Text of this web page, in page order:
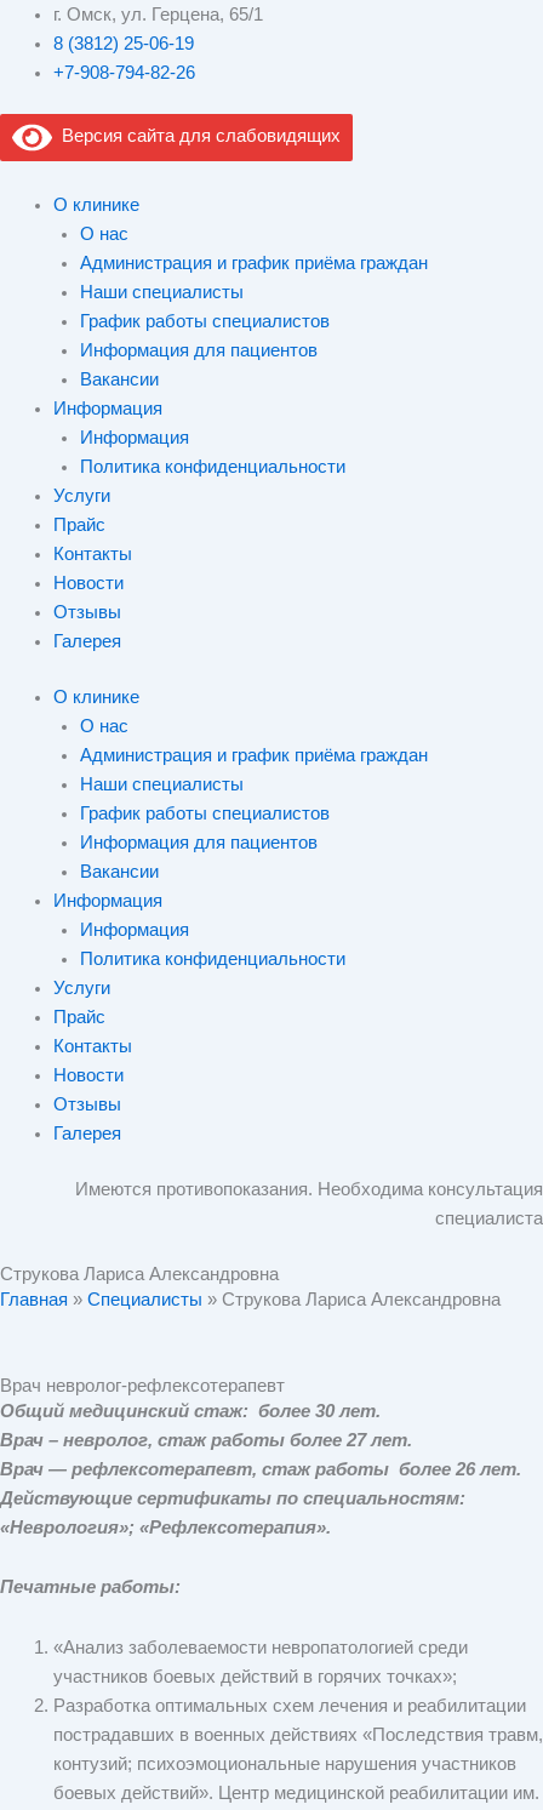
г. Омск, ул. Герцена, 65/1
8 (3812) 25-06-19
+7-908-794-82-26
Версия сайта для слабовидящих
О клинике
О нас
Администрация и график приёма граждан
Наши специалисты
График работы специалистов
Информация для пациентов
Вакансии
Информация
Информация
Политика конфиденциальности
Услуги
Прайс
Контакты
Новости
Отзывы
Галерея
О клинике
О нас
Администрация и график приёма граждан
Наши специалисты
График работы специалистов
Информация для пациентов
Вакансии
Информация
Информация
Политика конфиденциальности
Услуги
Прайс
Контакты
Новости
Отзывы
Галерея
Имеются противопоказания. Необходима консультация
специалиста
Струкова Лариса Александровна
Главная » Специалисты » Струкова Лариса Александровна
Врач невролог-рефлексотерапевт
Общий медицинский стаж: более 30 лет.
Врач – невролог, стаж работы более 27 лет.
Врач — рефлексотерапевт, стаж работы более 26 лет.
Действующие сертификаты по специальностям:
«Неврология»; «Рефлексотерапия».
Печатные работы:
«Анализ заболеваемости невропатологией среди
участников боевых действий в горячих точках»;
Разработка оптимальных схем лечения и реабилитации
пострадавших в военных действиях «Последствия травм,
контузий; психоэмоциональные нарушения участников
боевых действий». Центр медицинской реабилитации им.